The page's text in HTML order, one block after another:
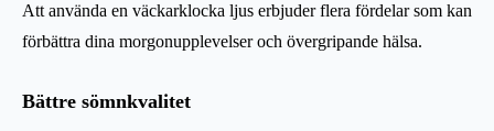
Att använda en väckarklocka ljus erbjuder flera fördelar som kan
förbättra dina morgonupplevelser och övergripande hälsa.
Bättre sömnkvalitet